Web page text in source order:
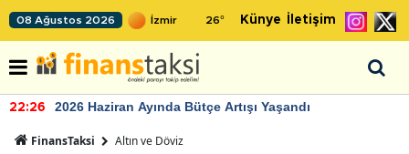
08 Ağustos 2026 26° Künye İletişim
22:26 2026 Haziran Ayında Bütçe Artışı Yaşandı
FinansTaksi Altın ve Döviz